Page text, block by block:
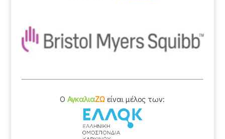
OΑγκαλιαΖΩ είναι μέλος των: